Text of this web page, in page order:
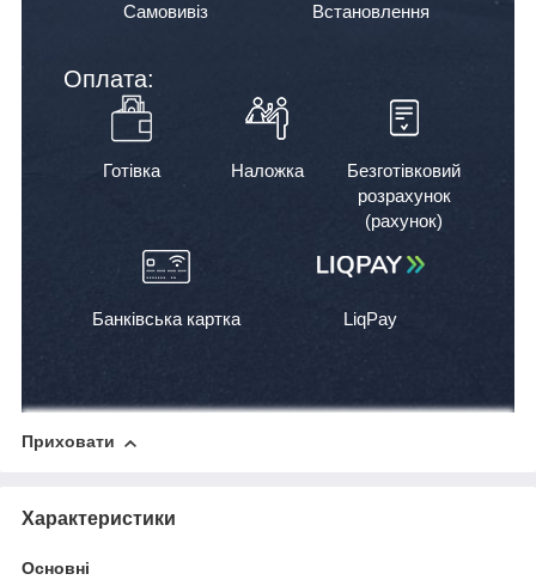
Самовивіз Встановлення
Оплата:
Готівка Наложка
Безготівковий
розрахунок
(рахунок)
Банківська картка LiqPay
Приховати
Характеристики
Основні